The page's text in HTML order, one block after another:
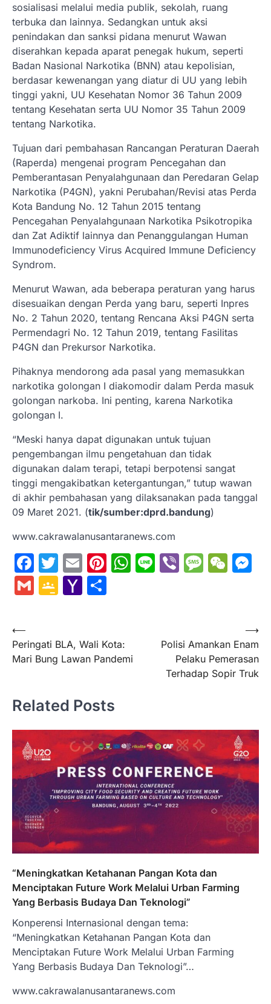
sosialisasi melalui media publik, sekolah, ruang
terbuka dan lainnya. Sedangkan untuk aksi
penindakan dan sanksi pidana menurut Wawan
diserahkan kepada aparat penegak hukum, seperti
Badan Nasional Narkotika (BNN) atau kepolisian,
berdasar kewenangan yang diatur di UU yang lebih
tinggi yakni, UU Kesehatan Nomor 36 Tahun 2009
tentang Kesehatan serta UU Nomor 35 Tahun 2009
tentang Narkotika.
Tujuan dari pembahasan Rancangan Peraturan Daerah
(Raperda) mengenai program Pencegahan dan
Pemberantasan Penyalahgunaan dan Peredaran Gelap
Narkotika (P4GN), yakni Perubahan/Revisi atas Perda
Kota Bandung No. 12 Tahun 2015 tentang
Pencegahan Penyalahgunaan Narkotika Psikotropika
dan Zat Adiktif lainnya dan Penanggulangan Human
Immunodeficiency Virus Acquired Immune Deficiency
Syndrom.
Menurut Wawan, ada beberapa peraturan yang harus
disesuaikan dengan Perda yang baru, seperti Inpres
No. 2 Tahun 2020, tentang Rencana Aksi P4GN serta
Permendagri No. 12 Tahun 2019, tentang Fasilitas
P4GN dan Prekursor Narkotika.
Pihaknya mendorong ada pasal yang memasukkan
narkotika golongan I diakomodir dalam Perda masuk
golongan narkoba. Ini penting, karena Narkotika
golongan I.
“Meski hanya dapat digunakan untuk tujuan
pengembangan ilmu pengetahuan dan tidak
digunakan dalam terapi, tetapi berpotensi sangat
tinggi mengakibatkan ketergantungan,” tutup wawan
di akhir pembahasan yang dilaksanakan pada tanggal
09 Maret 2021. (tik/sumber:dprd.bandung)
www.cakrawalanusantaranews.com
Facebook
Twitter
EmailPinterest
WhatsApp
LineViber
GmailGoogle
Yahoo
Navigasi
pos
⟵
Peringati BLA, Wali Kota:
Mari Bung Lawan Pandemi
Polisi Amankan Enam
Pelaku Pemerasan
Terhadap Sopir Truk
⟶
Related Posts
“Meningkatkan Ketahanan Pangan Kota dan
Menciptakan Future Work Melalui Urban Farming
Yang Berbasis Budaya Dan Teknologi”
Konperensi Internasional dengan tema:
“Meningkatkan Ketahanan Pangan Kota dan
Menciptakan Future Work Melalui Urban Farming
Yang Berbasis Budaya Dan Teknologi”…
www.cakrawalanusantaranews.com